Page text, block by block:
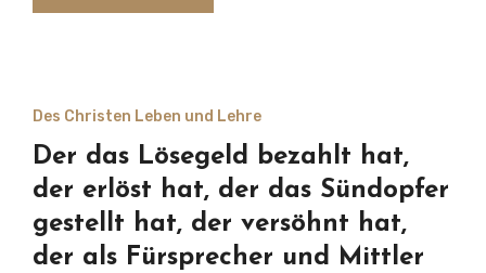
alt wurde.
Trübsal begann aber mit seiner Taufe. Die
daß er zu jener Zeit vollkommen war. Unser Herr
verharrte darin, den Gesetzesbund während der
Zeit seines Dienstes zu halten und opferte zur
gleichen Zeit jene Rechte, die ihm gehörten, weil
er das Gesetz hielt.
Des Christen Leben und Lehre
Der das Lösegeld bezahlt hat,
der erlöst hat, der das Sündopfer
gestellt hat, der versöhnt hat,
der als Fürsprecher und Mittler